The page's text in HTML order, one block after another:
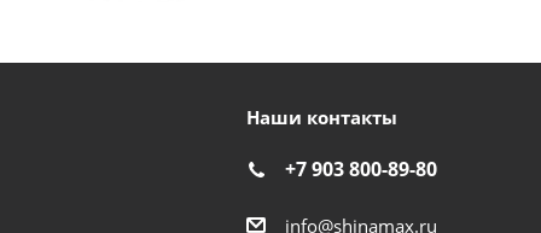
Наши контакты
+7 903 800-89-80
info@shinamax.ru